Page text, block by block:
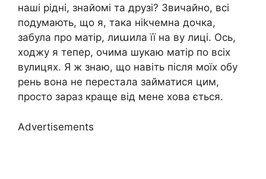
наші рідні, знайомі та друзі? Звичайно, всі
подумають, що я, така ніkчемна дочка,
забула про матір, лиաила її на ву лиці. Ось,
ходжу я тепер, очима шукаю матір по всіх
вулицях. Я ж знаю, що навіть після моїх обу
рень вона не перестала займатися цим,
просто зараз краще від мене хова ється.
Advertisements